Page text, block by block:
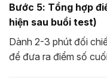
Bước 5: Tổng hợp
hiện sau buổi test)
Dành 2-3 phút đối
để đưa ra điểm số